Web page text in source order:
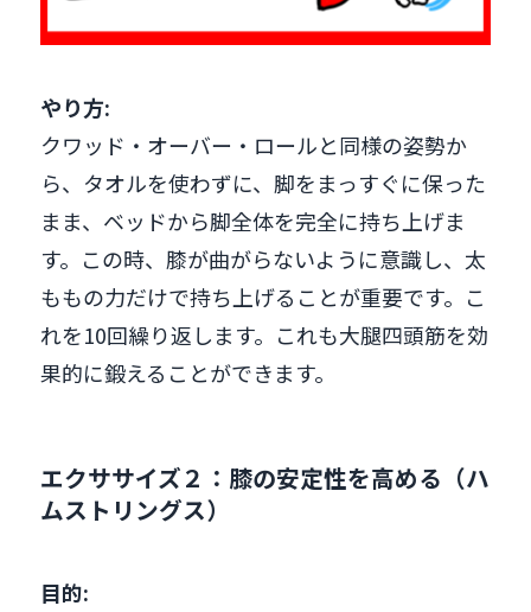
やり方:
クワッド・オーバー・ロールと同様の姿勢か
ら、タオルを使わずに、脚をまっすぐに保った
まま、ベッドから脚全体を完全に持ち上げま
す。この時、膝が曲がらないように意識し、太
ももの力だけで持ち上げることが重要です。こ
れを10回繰り返します。これも大腿四頭筋を効
果的に鍛えることができます。
エクササイズ２：膝の安定性を高める（ハ
ムストリングス）
目的: